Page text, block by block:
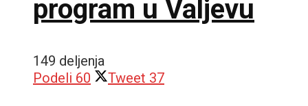
program u Valjevu
149 deljenja
Podeli 60 Tweet 37